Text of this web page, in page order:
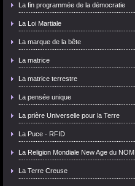
La fin programmée de la démocratie
La Loi Martiale
La marque de la bête
La matrice
La matrice terrestre
La pensée unique
La prière Universelle pour la Terre
La Puce - RFID
La Religion Mondiale New Age du NOM
La Terre Creuse